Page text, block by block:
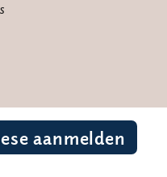
aanmelden